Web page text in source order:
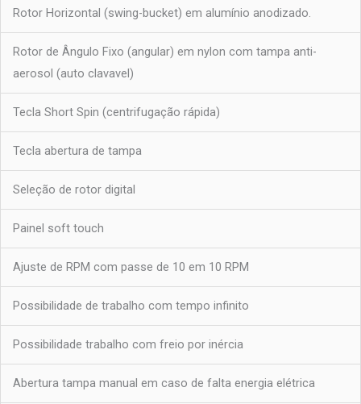
Rotor Horizontal (swing-bucket) em alumínio anodizado.
Rotor de Ângulo Fixo (angular) em nylon com tampa anti-
aerosol (auto clavavel)
Tecla Short Spin (centrifugação rápida)
Tecla abertura de tampa
Seleção de rotor digital
Painel soft touch
Ajuste de RPM com passe de 10 em 10 RPM
Possibilidade de trabalho com tempo infinito
Possibilidade trabalho com freio por inércia
Abertura tampa manual em caso de falta energia elétrica